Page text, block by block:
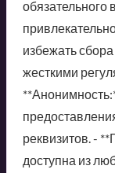
обязательного
избежать
жесткими
реквизитов. -
доступна из